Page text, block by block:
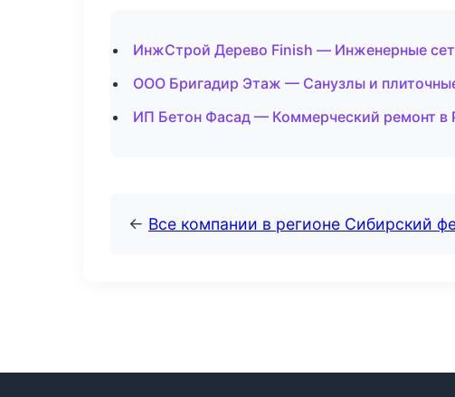
ИнжСтрой Дерево Finish — Инженерные
ООО Бригадир Этаж — Санузлы и
ИП Бетон Фасад — Коммерческий ремонт в
← Все компании в регионе Сибирский